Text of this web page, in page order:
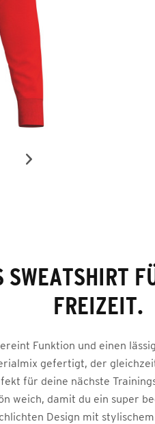
SWEATSHIRT
FREIZEIT.
Funktion und einen
gefertigt, der
für deine nächste
weich, damit du ein super
Design mit